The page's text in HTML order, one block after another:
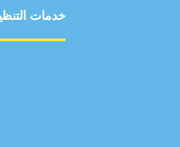
خدمات